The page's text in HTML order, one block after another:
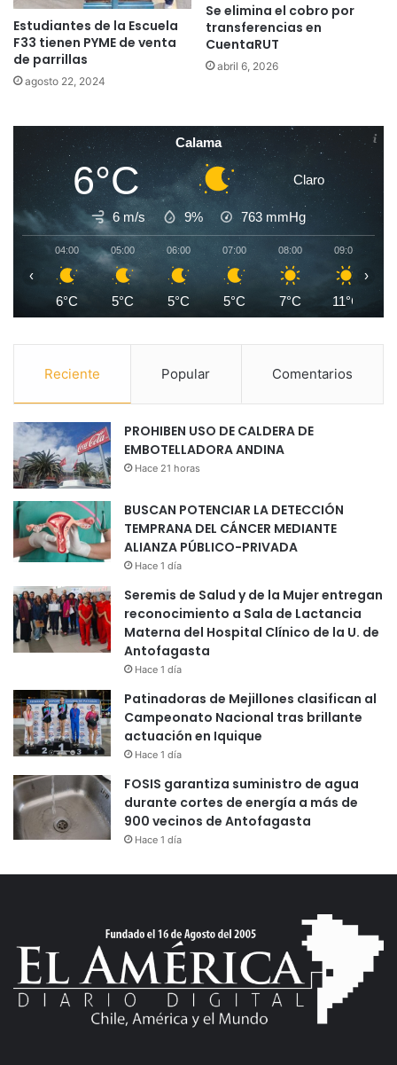
Estudiantes de la Escuela
F33 tienen PYME de venta
de parrillas
agosto 22, 2024
Se elimina el cobro por
transferencias en
CuentaRUT
abril 6, 2026
Calama
6°C Claro
6 m/s 9% 763 mmHg
04:00
6°C
05:00
5°C
06:00
5°C
07:00
5°C
08:00
7°C
09:00
11°C
‹ ›
Reciente Popular Comentarios
PROHIBEN USO DE CALDERA DE
EMBOTELLADORA ANDINA
Hace 21 horas
BUSCAN POTENCIAR LA DETECCIÓN
TEMPRANA DEL CÁNCER MEDIANTE
ALIANZA PÚBLICO-PRIVADA
Hace 1 día
Seremis de Salud y de la Mujer entregan
reconocimiento a Sala de Lactancia
Materna del Hospital Clínico de la U. de
Antofagasta
Hace 1 día
Patinadoras de Mejillones clasifican al
Campeonato Nacional tras brillante
actuación en Iquique
Hace 1 día
FOSIS garantiza suministro de agua
durante cortes de energía a más de
900 vecinos de Antofagasta
Hace 1 día